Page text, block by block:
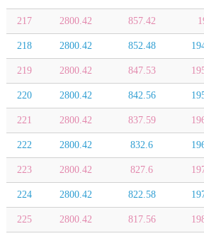
217 2800.42 857.42
218 2800.42 852.48
219 2800.42 847.53
220 2800.42 842.56
221 2800.42 837.59
222 2800.42 832.6
223 2800.42 827.6
224 2800.42 822.58
225 2800.42 817.56